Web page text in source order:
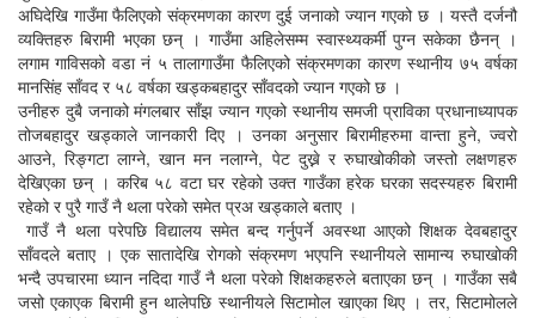
अघिदेखि गाउँमा फैलिएको संक्रमणका कारण दुई जनाको ज्यान गएको छ । यस्तै दर्जनौ
व्यक्तिहरु बिरामी भएका छन् । गाउँमा अहिलेसम्म स्वास्थ्यकर्मी पुग्न सकेका छैनन् ।
लगाम गाविसको वडा नं ५ तालागाउँमा फैलिएको संक्रमणका कारण स्थानीय ७५ वर्षका
मानसिंह साँवद र ५८ वर्षका खड्कबहादुर साँवदको ज्यान गएको छ ।
उनीहरु दुबै जनाको मंगलबार साँझ ज्यान गएको स्थानीय समजी प्राविका प्रधानाध्यापक
तोजबहादुर खड्काले जानकारी दिए । उनका अनुसार बिरामीहरुमा वान्ता हुने, ज्वरो
आउने, रिङ्गटा लाग्ने, खान मन नलाग्ने, पेट दुख्ने र रुघाखोकीको जस्तो लक्षणहरु
देखिएका छन् । करिब ५८ वटा घर रहेको उक्त गाउँका हरेक घरका सदस्यहरु बिरामी
रहेको र पुरै गाउँ नै थला परेको समेत प्रअ खड्काले बताए ।
गाउँ नै थला परेपछि विद्यालय समेत बन्द गर्नुपर्ने अवस्था आएको शिक्षक देवबहादुर
साँवदले बताए । एक सातादेखि रोगको संक्रमण भएपनि स्थानीयले सामान्य रुघाखोकी
भन्दै उपचारमा ध्यान नदिदा गाउँ नै थला परेको शिक्षकहरुले बताएका छन् । गाउँका सबै
जसो एकाएक बिरामी हुन थालेपछि स्थानीयले सिटामोल खाएका थिए । तर, सिटामोलले